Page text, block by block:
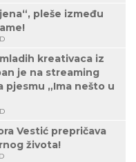
pleše između
kreativaca iz
je na streaming
pjesmu „Ima nešto u
Vestić prepričava
života!